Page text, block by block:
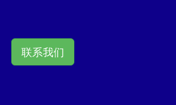
联系我们